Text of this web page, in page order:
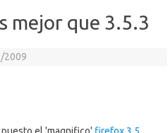
mejor que 3.5.3
2009